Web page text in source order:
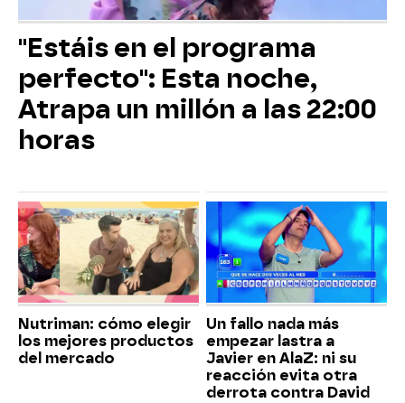
"Estáis en el programa
perfecto": Esta noche,
Atrapa un millón a las 22:00
horas
Nutriman: cómo elegir
los mejores productos
del mercado
Un fallo nada más
empezar lastra a
Javier en AlaZ: ni su
reacción evita otra
derrota contra David